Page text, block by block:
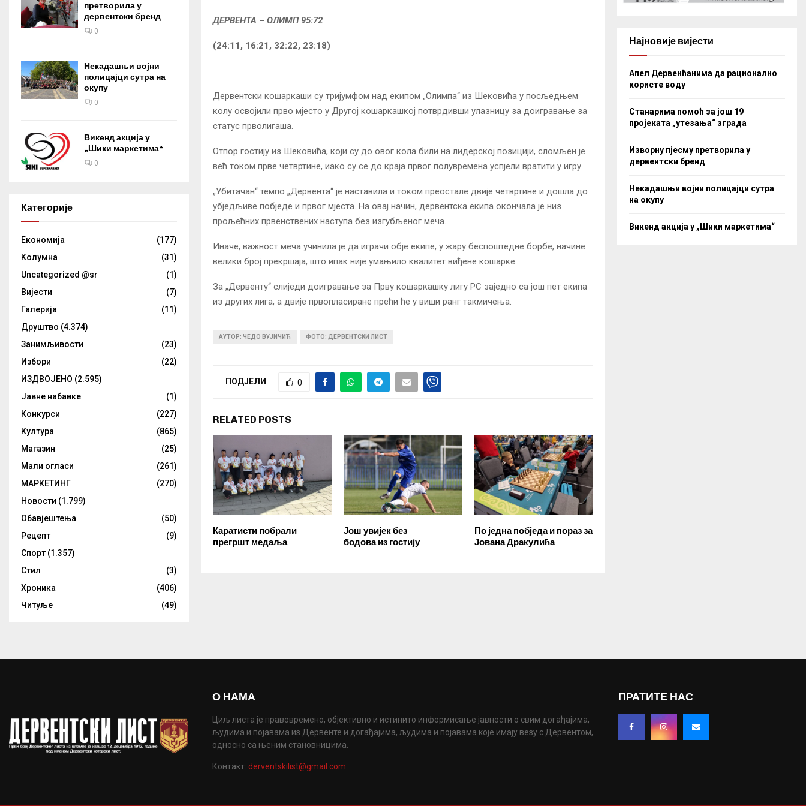
ДЕРВЕНТА – ОЛИМП 95:72
(24:11, 16:21, 32:22, 23:18)
Дервентски кошаркаши су тријумфом над екипом „Олимпа“ из Шековића у посљедњем
колу освојили прво мjесто у Другој кошаркашкој потврдивши улазницу за доигравање за
статус прволигаша.
Отпор гостију из Шековића, који су до овог кола били на лидерској позицији, сломљен је
већ током прве четвртине, иако су се до краја првог полувремена успјели вратити у игру.
„Убитачан“ темпо „Дервента“ је наставила и током преостале двије четвртине и дошла до
убједљиве побједе и првог мјеста. На овај начин, дервентска екипа окончала је низ
прољећних првенствених наступа без изгубљеног меча.
Иначе, важност меча учинила је да играчи обје екипе, у жару беспоштедне борбе, начине
велики број прекршаја, што ипак није умањило квалитет виђене кошарке.
За „Дервенту“ слиједи доигравање за Прву кошаркашку лигу РС заједно са још пет екипа
из других лига, а двије првопласиране прећи ће у виши ранг такмичења.
АУТОР: ЧЕДО ВУЈИЧИЋ ФОТО: ДЕРВЕНТСКИ ЛИСТ
ПОДЈЕЛИ 0
RELATED POSTS
Каратисти побрали
прегршт медаља
Још увијек без
бодова из гостију
По једна побједа и пораз за
Јована Дракулића
претворила у
дервентски бренд
0
Некадашњи војни
полицајци сутра на
окупу
0
Викенд акција у
„Шики маркетима“
0
Категорије
Eкономија
(177)
Kолумнa
(31)
Uncategorized @sr
(1)
Вијести
(7)
Галерија
(11)
Друштво (4.374)
Занимљивости
(23)
Избори
(22)
ИЗДВОЈЕНО (2.595)
Јавне набавке
(1)
Конкурси
(227)
Култура
(865)
Магазин
(25)
Мали огласи
(261)
МАРКЕТИНГ
(270)
Новости (1.799)
Обавјештења
(50)
Рецепт
(9)
Спорт (1.357)
Стил
(3)
Хроника
(406)
Читуље
(49)
Најновије вијести
Апел Дервенћанима да рационално
користе воду
Станарима помоћ за још 19
пројеката „утезања“ зграда
Изворну пјесму претворила у
дервентски бренд
Некадашњи војни полицајци сутра
на окупу
Викенд акција у „Шики маркетима“
О НАМА
Циљ листа је правовремено, објективно и истинито информисање јавности о свим догађајима,
људима и појавама из Дервенте и догађајима, људима и појавама које имају везу с Дервентом,
односно са њеним становницима.
Контакт: derventskilist@gmail.com
ПРАТИТЕ НАС